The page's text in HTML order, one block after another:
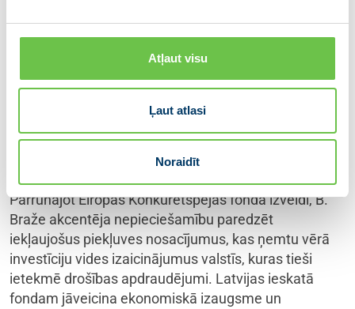
Atļaut visu
Ļaut atlasi
Noraidīt
Sarunā ārlietu ministre uzsvēra, ka Latvijai būtiska ir
arī taisnīga lauksaimniecības tiešmaksājumu
sistēma. Latvija turpinās iestāties par tiešmaksājumu
konkurences apstākļus visu dalībvalstu
Pārrunājot Eiropas Konkurētspējas fonda izveidi, B.
Braže akcentēja nepieciešamību paredzēt
iekļaujošus piekļuves nosacījumus, kas ņemtu vērā
investīciju vides izaicinājumus valstīs, kuras tieši
ietekmē drošības apdraudējumi. Latvijas ieskatā
fondam jāveicina ekonomiskā izaugsme un